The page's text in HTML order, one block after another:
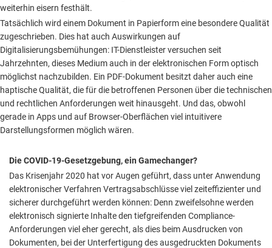
weiterhin eisern festhält.
Tatsächlich wird einem Dokument in Papierform eine besondere Qualität
zugeschrieben. Dies hat auch Auswirkungen auf
Digitalisierungsbemühungen: IT-Dienstleister versuchen seit
Jahrzehnten, dieses Medium auch in der elektronischen Form optisch
möglichst nachzubilden. Ein PDF-Dokument besitzt daher auch eine
haptische Qualität, die für die betroffenen Personen über die technischen
und rechtlichen Anforderungen weit hinausgeht. Und das, obwohl
gerade in Apps und auf Browser-Oberflächen viel intuitivere
Darstellungsformen möglich wären.
Die COVID-19-Gesetzgebung, ein Gamechanger?
Das Krisenjahr 2020 hat vor Augen geführt, dass unter Anwendung
elektronischer Verfahren Vertragsabschlüsse viel zeiteffizienter und
sicherer durchgeführt werden können: Denn zweifelsohne werden
elektronisch signierte Inhalte den tiefgreifenden Compliance-
Anforderungen viel eher gerecht, als dies beim Ausdrucken von
Dokumenten, bei der Unterfertigung des ausgedruckten Dokuments